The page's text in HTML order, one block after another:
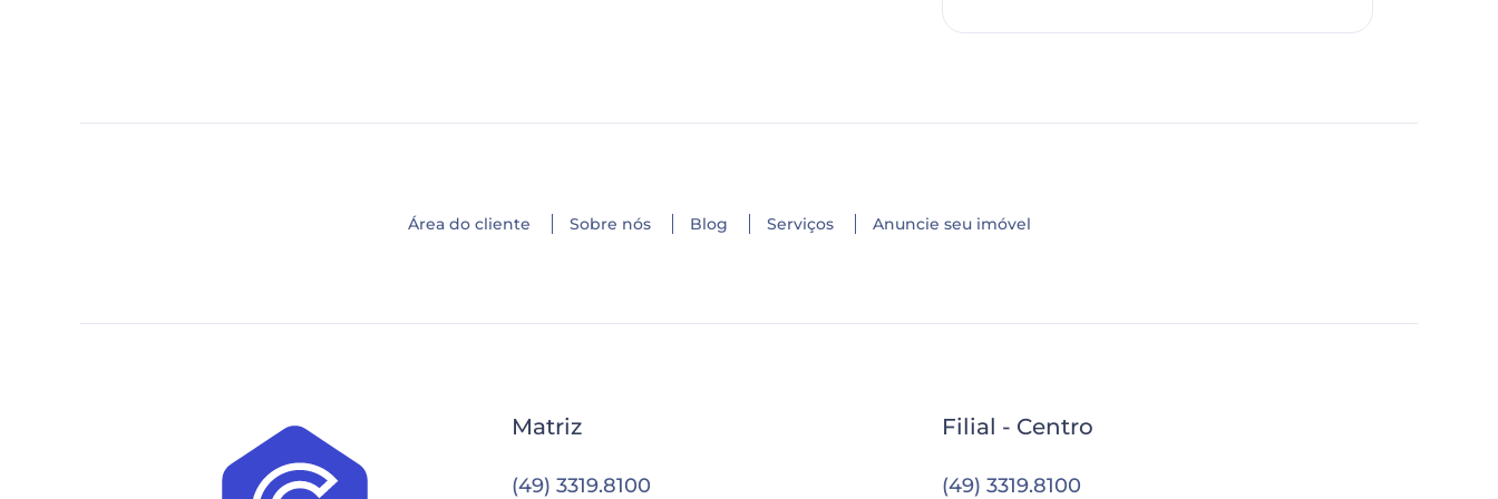
Área do cliente Sobre nós Blog Serviços Anuncie seu imóvel
Matriz
(49) 3319.8100
Filial - Centro
(49) 3319.8100